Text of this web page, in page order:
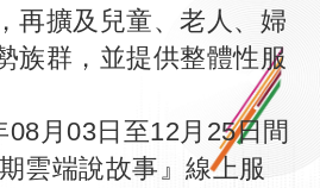
再擴及兒童、老人、婦
族群，並提供整體性服
月03日至12月25日間
雲端說故事』線上服